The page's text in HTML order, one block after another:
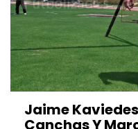
Jaime
Canchas Y